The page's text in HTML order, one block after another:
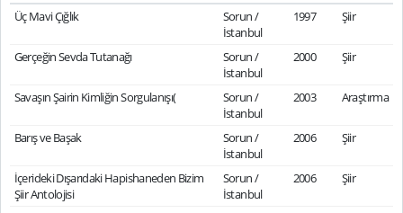
Üç Mavi Çığlık
Sorun /
İstanbul
1997 Şiir
Gerçeğin Sevda Tutanağı
Sorun /
İstanbul
2000 Şiir
Savaşın Şairin Kimliğin Sorgulanışı(
Sorun /
İstanbul
2003 Araştırma
Barış ve Başak
Sorun /
İstanbul
2006 Şiir
İçerideki Dışarıdaki Hapishaneden Bizim
Şiir Antolojisi
Sorun /
İstanbul
2006 Şiir